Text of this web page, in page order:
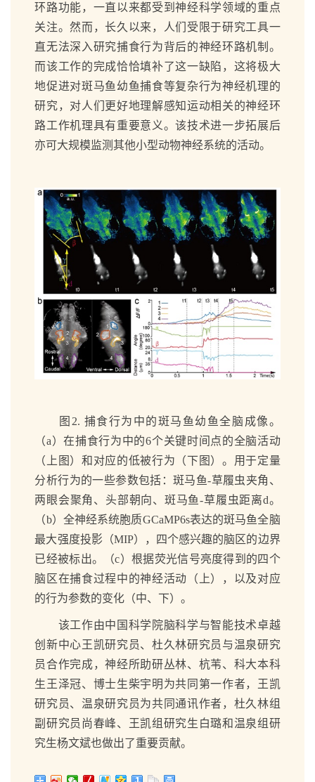
环路功能，一直以来都受到神经科学领域的重点
关注。然而，长久以来，人们受限于研究工具一
直无法深入研究捕食行为背后的神经环路机制。
而该工作的完成恰恰填补了这一缺陷，这将极大
地促进对斑马鱼幼鱼捕食等复杂行为神经机理的
研究，对人们更好地理解感知运动相关的神经环
路工作机理具有重要意义。该技术进一步拓展后
亦可大规模监测其他小型动物神经系统的活动。
图2. 捕食行为中的斑马鱼幼鱼全脑成像。
（a）在捕食行为中的6个关键时间点的全脑活动
（上图）和对应的低被行为（下图）。用于定量
分析行为的一些参数包括：斑马鱼-草履虫夹角、
两眼会聚角、头部朝向、斑马鱼-草履虫距离d。
（b）全神经系统胞质GCaMP6s表达的斑马鱼全脑
最大强度投影（MIP），四个感兴趣的脑区的边界
已经被标出。（c）根据荧光信号亮度得到的四个
脑区在捕食过程中的神经活动（上），以及对应
的行为参数的变化（中、下）。
该工作由中国科学院脑科学与智能技术卓越
创新中心王凯研究员、杜久林研究员与温泉研究
员合作完成，神经所助研丛林、杭苇、科大本科
生王泽冠、博士生柴宇明为共同第一作者，王凯
研究员、温泉研究员为共同通讯作者，杜久林组
副研究员尚春峰、王凯组研究生白璐和温泉组研
究生杨文斌也做出了重要贡献。